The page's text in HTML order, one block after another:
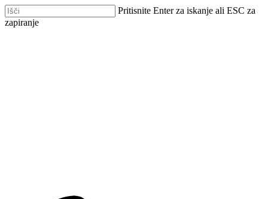
Skip
to
main
Pritisnite Enter za iskanje ali ESC za
zapiranje